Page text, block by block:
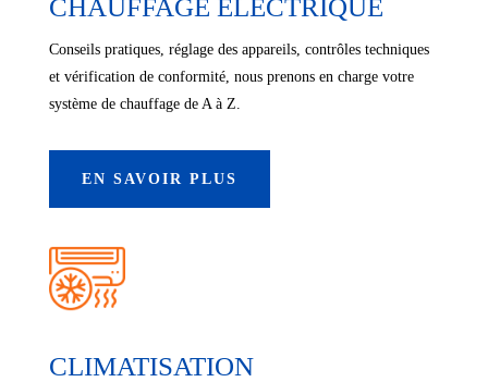
CHAUFFAGE ÉLECTRIQUE
Conseils pratiques, réglage des appareils, contrôles techniques
et vérification de conformité, nous prenons en charge votre
système de chauffage de A à Z.
EN SAVOIR PLUS
CLIMATISATION